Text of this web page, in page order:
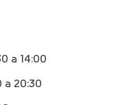
a 14:00
a 20:30